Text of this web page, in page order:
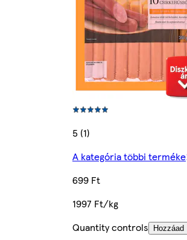
5 (1)
A kategória többi terméke
699 Ft
1997 Ft/kg
Quantity controls
Hozzáad